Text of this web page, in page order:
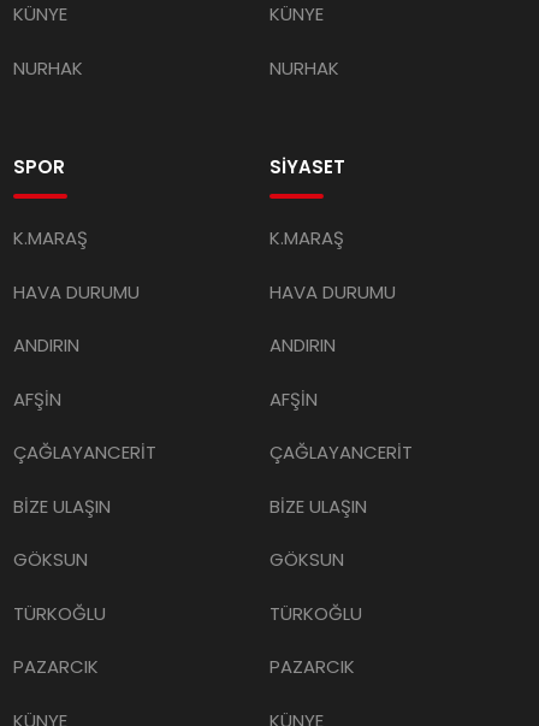
KÜNYE
NURHAK
KÜNYE
NURHAK
SPOR
K.MARAŞ
HAVA DURUMU
ANDIRIN
AFŞİN
ÇAĞLAYANCERİT
BİZE ULAŞIN
GÖKSUN
TÜRKOĞLU
PAZARCIK
KÜNYE
SİYASET
K.MARAŞ
HAVA DURUMU
ANDIRIN
AFŞİN
ÇAĞLAYANCERİT
BİZE ULAŞIN
GÖKSUN
TÜRKOĞLU
PAZARCIK
KÜNYE